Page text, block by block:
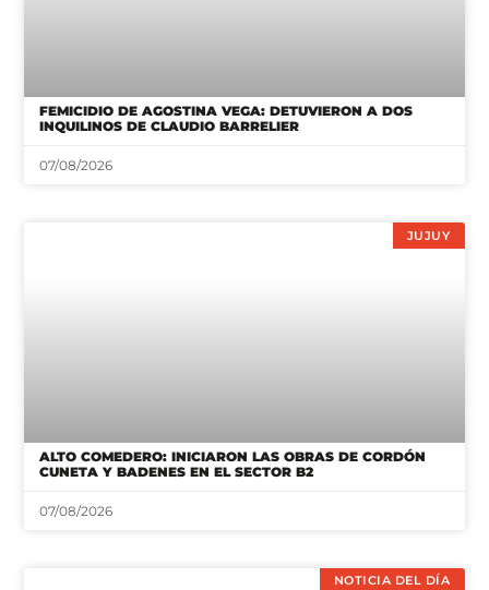
FEMICIDIO DE AGOSTINA VEGA: DETUVIERON A DOS
INQUILINOS DE CLAUDIO BARRELIER
07/08/2026
JUJUY
ALTO COMEDERO: INICIARON LAS OBRAS DE CORDÓN
CUNETA Y BADENES EN EL SECTOR B2
07/08/2026
NOTICIA DEL DÍA